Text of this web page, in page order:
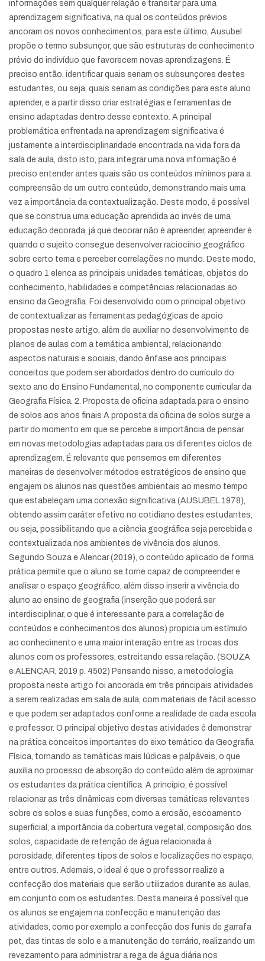
informações sem qualquer relação e transitar para uma
aprendizagem significativa, na qual os conteúdos prévios
ancoram os novos conhecimentos, para este último, Ausubel
propõe o termo subsunçor, que são estruturas de conhecimento
prévio do indivíduo que favorecem novas aprendizagens. É
preciso então, identificar quais seriam os subsunçores destes
estudantes, ou seja, quais seriam as condições para este aluno
aprender, e a partir disso criar estratégias e ferramentas de
ensino adaptadas dentro desse contexto. A principal
problemática enfrentada na aprendizagem significativa é
justamente a interdisciplinaridade encontrada na vida fora da
sala de aula, disto isto, para integrar uma nova informação é
preciso entender antes quais são os conteúdos mínimos para a
compreensão de um outro conteúdo, demonstrando mais uma
vez a importância da contextualização. Deste modo, é possível
que se construa uma educação aprendida ao invés de uma
educação decorada, já que decorar não é apreender, apreender é
quando o sujeito consegue desenvolver raciocínio geográfico
sobre certo tema e perceber correlações no mundo. Deste modo,
o quadro 1 elenca as principais unidades temáticas, objetos do
conhecimento, habilidades e competências relacionadas ao
ensino da Geografia. Foi desenvolvido com o principal objetivo
de contextualizar as ferramentas pedagógicas de apoio
propostas neste artigo, além de auxiliar no desenvolvimento de
planos de aulas com a temática ambiental, relacionando
aspectos naturais e sociais, dando ênfase aos principais
conceitos que podem ser abordados dentro do currículo do
sexto ano do Ensino Fundamental, no componente curricular da
Geografia Física. 2. Proposta de oficina adaptada para o ensino
de solos aos anos finais A proposta da oficina de solos surge a
partir do momento em que se percebe a importância de pensar
em novas metodologias adaptadas para os diferentes ciclos de
aprendizagem. É relevante que pensemos em diferentes
maneiras de desenvolver métodos estratégicos de ensino que
engajem os alunos nas questões ambientais ao mesmo tempo
que estabeleçam uma conexão significativa (AUSUBEL 1978),
obtendo assim caráter efetivo no cotidiano destes estudantes,
ou seja, possibilitando que a ciência geográfica seja percebida e
contextualizada nos ambientes de vivência dos alunos.
Segundo Souza e Alencar (2019), o conteúdo aplicado de forma
prática permite que o aluno se torne capaz de compreender e
analisar o espaço geográfico, além disso inserir a vivência do
aluno ao ensino de geografia (inserção que poderá ser
interdisciplinar, o que é interessante para a correlação de
conteúdos e conhecimentos dos alunos) propicia um estímulo
ao conhecimento e uma maior interação entre as trocas dos
alunos com os professores, estreitando essa relação. (SOUZA
e ALENCAR, 2019 p. 4502) Pensando nisso, a metodologia
proposta neste artigo foi ancorada em três principais atividades
a serem realizadas em sala de aula, com materiais de fácil acesso
e que podem ser adaptados conforme a realidade de cada escola
e professor. O principal objetivo destas atividades é demonstrar
na prática conceitos importantes do eixo temático da Geografia
Física, tornando as temáticas mais lúdicas e palpáveis, o que
auxilia no processo de absorção do conteúdo além de aproximar
os estudantes da prática científica. A princípio, é possível
relacionar as três dinâmicas com diversas temáticas relevantes
sobre os solos e suas funções, como a erosão, escoamento
superficial, a importância da cobertura vegetal, composição dos
solos, capacidade de retenção de água relacionada à
porosidade, diferentes tipos de solos e localizações no espaço,
entre outros. Ademais, o ideal é que o professor realize a
confecção dos materiais que serão utilizados durante as aulas,
em conjunto com os estudantes. Desta maneira é possível que
os alunos se engajem na confecção e manutenção das
atividades, como por exemplo a confecção dos funis de garrafa
pet, das tintas de solo e a manutenção do terrário, realizando um
revezamento para administrar a rega de água diária nos